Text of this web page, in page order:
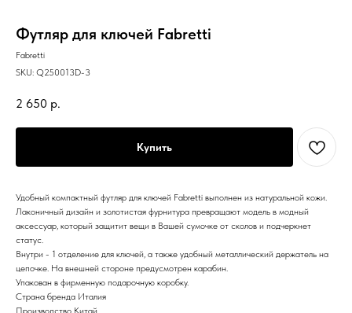
Футляр для ключей Fabretti
Fabretti
SKU: Q250013D-3
2 650 р.
Купить
Удобный компактный футляр для ключей Fabretti выполнен из натуральной кожи.
Лаконичный дизайн и золотистая фурнитура превращают модель в модный
аксессуар, который защитит вещи в Вашей сумочке от сколов и подчеркнет
статус.
Внутри - 1 отделение для ключей, а также удобный металлический держатель на
цепочке. На внешней стороне предусмотрен карабин.
Упакован в фирменную подарочную коробку.
Страна бренда Италия
Производство Китай